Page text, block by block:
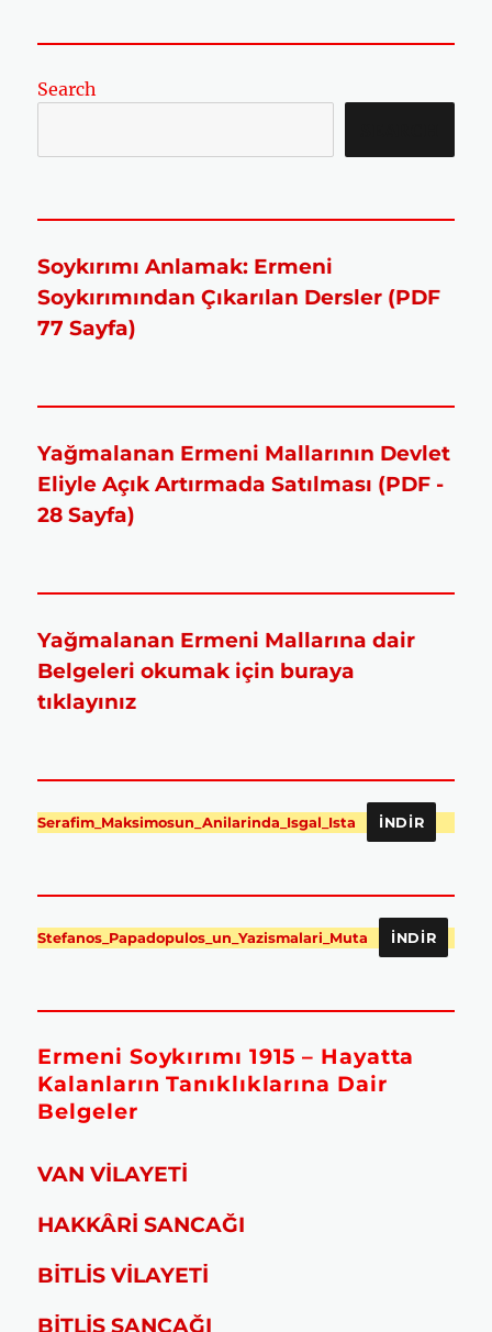
Search
Soykırımı Anlamak: Ermeni
Soykırımından Çıkarılan Dersler (PDF
77 Sayfa)
Yağmalanan Ermeni Mallarının Devlet
Eliyle Açık Artırmada Satılması (PDF -
28 Sayfa)
Yağmalanan Ermeni Mallarına dair
Belgeleri okumak için buraya
tıklayınız
Serafim_Maksimosun_Anilarinda_Isgal_Ista İNDIR
Stefanos_Papadopulos_un_Yazismalari_Muta İNDIR
Ermeni Soykırımı 1915 – Hayatta
Kalanların Tanıklıklarına Dair
Belgeler
VAN VİLAYETİ
HAKKÂRİ SANCAĞI
BİTLİS VİLAYETİ
BİTLİS SANCAĞI